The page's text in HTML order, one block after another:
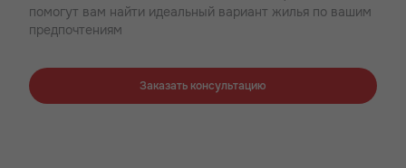
помогут вам найти идеальный вариант жилья по вашим
предпочтениям
Заказать консультацию